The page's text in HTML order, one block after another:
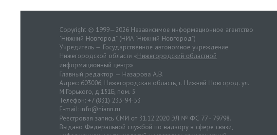
Copyright © 1999—2026 Независимое информационное агентство
"Нижний Новгород" (НИА "Нижний Новгород")
Учредитель — Государственное автономное учреждение
Нижегородской области «Нижегородский областной
информационный центр»
Главный редактор — Назарова А.В.
Адрес: 603006, Нижегородская область, г. Нижний Новгород. ул.
М.Горького, д.151Б, пом. 5
Телефон: +7 (831) 233-94-53
E-mail: info@niann.ru
Реестровая запись СМИ от 31.12.2020 ЭЛ № ФС 77 - 79798.
Выдано Федеральной службой по надзору в сфере связи,